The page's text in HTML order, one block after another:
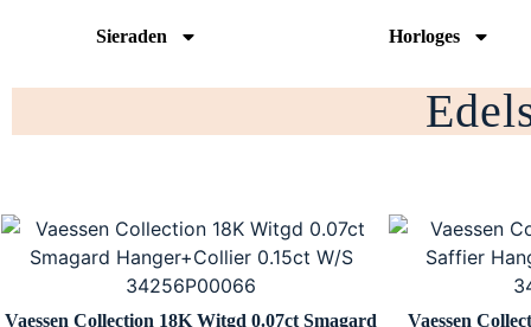
Sieraden Horloges
Vaessen Collection 18K Witgd 0.07ct Smagard Vaessen